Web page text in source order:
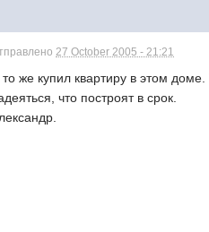
27 October 2005 - 21:21
же купил квартиру в этом
что построят в срок.